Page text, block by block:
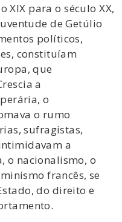
XIX para o século XX,
de Getúlio
políticos,
constituíam
que
a
o
o rumo
sufragistas,
a
o nacionalismo, o
francês, se
do direito e